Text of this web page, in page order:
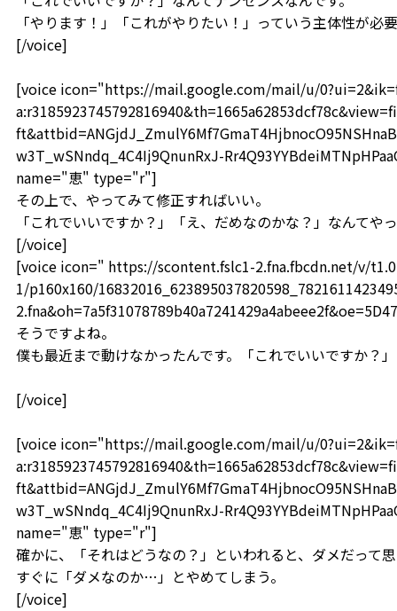
「やります！」「これがやりたい！」っていう主体性が必
[/voice]
[voice icon="https://mail.google.com/mail/u/
w3T_wSNndq_4C4Ij9QnunRxJ-
name="恵" type="r"]
その上で、やってみて修正すればいい。
「これでいいですか？」「え、だめなのかな？」なんて
[/voice]
[voice icon=" https://scontent.fslc1-2.fna.fbcdn.net/v/
1/p160x160/
そうですよね。
僕も最近まで動けなかったんです。「これでいいですか？
[/voice]
[voice icon="https://mail.google.com/mail/u/
w3T_wSNndq_4C4Ij9QnunRxJ-
name="恵" type="r"]
確かに、「それはどうなの？」といわれると、ダメだって
すぐに「ダメなのか…」とやめてしまう。
[/voice]